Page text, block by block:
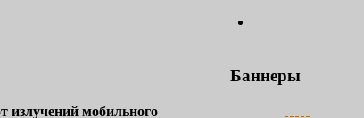
излучений мобильного
Баннеры